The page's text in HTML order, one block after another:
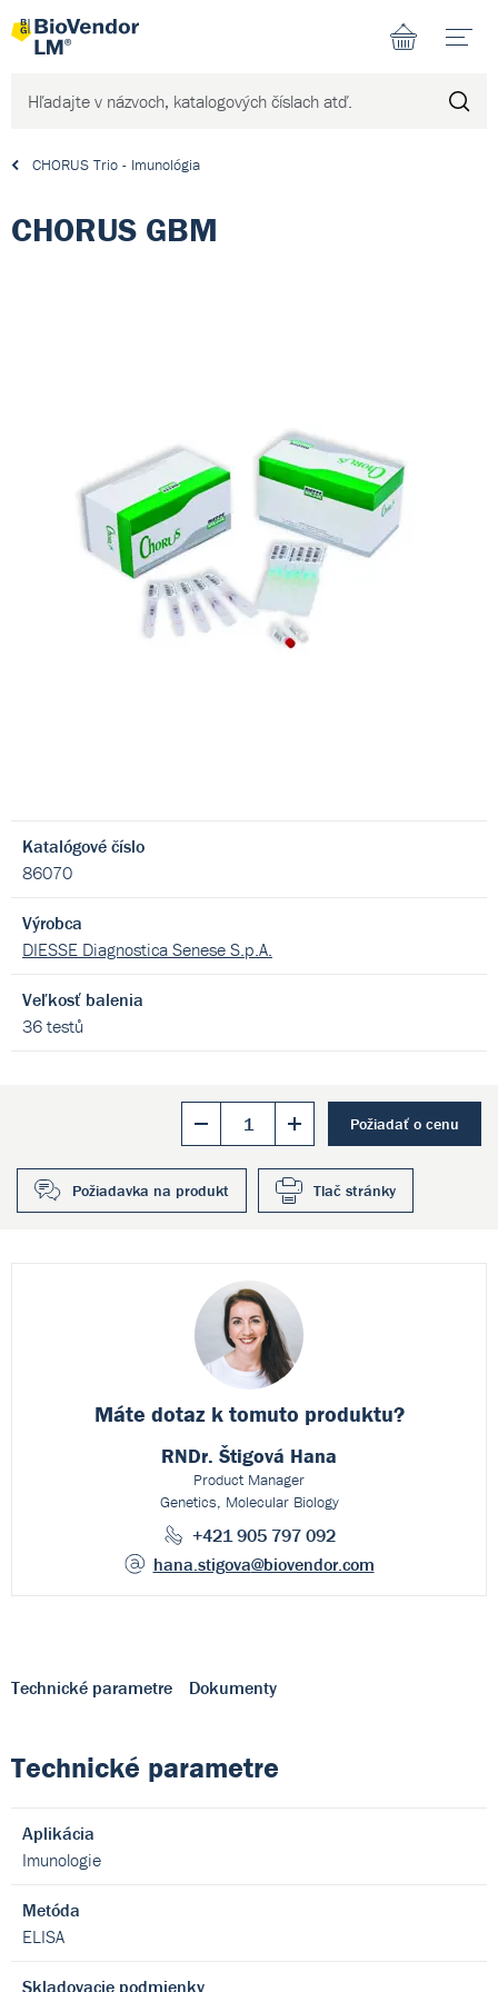
CHORUS Trio - Imunológia
CHORUS GBM
Katalógové číslo
86070
Výrobca
DIESSE Diagnostica Senese S.p.A.
Veľkosť balenia
36 testů
Požiadať o cenu
Požiadavka na produkt Tlač stránky
Máte dotaz k tomuto produktu?
RNDr. Štigová Hana
Product Manager
Genetics, Molecular Biology
+421 905 797 092
hana.stigova@biovendor.com
Technické parametre Dokumenty
Technické parametre
Aplikácia
Imunologie
Metóda
ELISA
Skladovacie podmienky